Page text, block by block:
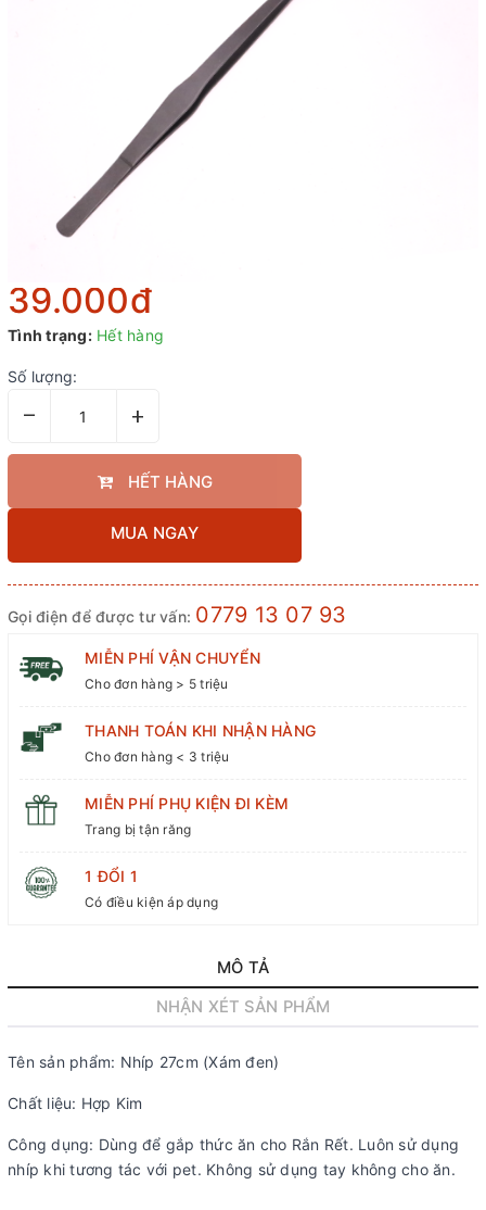
39.000₫
Tình trạng: Hết hàng
Số lượng:
– +
HẾT HÀNG
MUA NGAY
Gọi điện để được tư vấn: 0779 13 07 93
MIỄN PHÍ VẬN CHUYỂN
Cho đơn hàng > 5 triệu
THANH TOÁN KHI NHẬN HÀNG
Cho đơn hàng < 3 triệu
MIỄN PHÍ PHỤ KIỆN ĐI KÈM
Trang bị tận răng
1 ĐỔI 1
Có điều kiện áp dụng
MÔ TẢ
NHẬN XÉT SẢN PHẨM
Tên sản phẩm: Nhíp 27cm (Xám đen)
Chất liệu: Hợp Kim
Công dụng: Dùng để gắp thức ăn cho Rắn Rết. Luôn sử dụng
nhíp khi tương tác với pet. Không sử dụng tay không cho ăn.